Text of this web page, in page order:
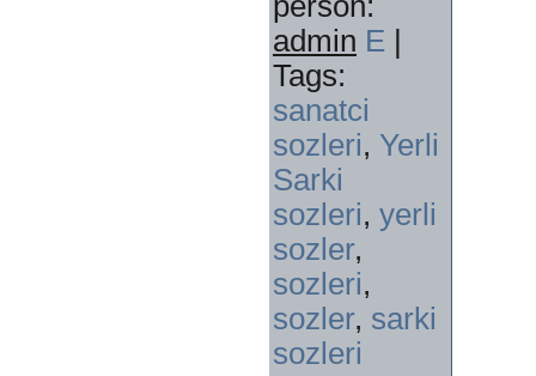
admin E |
Tags:
sanatci
sozleri, Yerli
Sarki
sozleri, yerli
sozler,
sozleri,
sozler, sarki
sozleri